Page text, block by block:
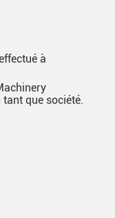
à
tant que société.